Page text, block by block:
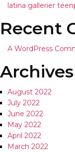
latina gallerier
Recent
A WordPress
Archives
August 2022
July 2022
June 2022
May 2022
April 2022
March 2022